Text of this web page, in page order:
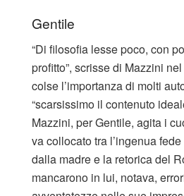
Gentile
“Di filosofia lesse poco, con
profitto”, scrisse di Mazzini
colse l’importanza di molti
“scarsissimo il contenuto
Mazzini, per Gentile, agita i
va collocato tra l’ingenua
dalla madre e la retorica del
mancarono in lui, notava,